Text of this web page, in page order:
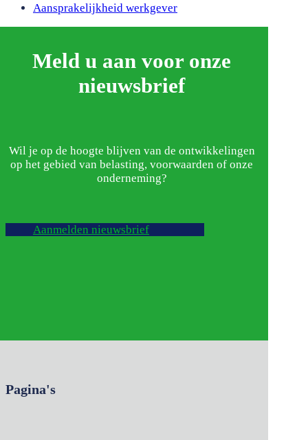
next
Aansprakelijkheid werkgever
Meld u aan voor onze
nieuwsbrief
Wil je op de hoogte blijven van de ontwikkelingen
op het gebied van belasting, voorwaarden of onze
onderneming?
Aanmelden nieuwsbrief
Pagina's